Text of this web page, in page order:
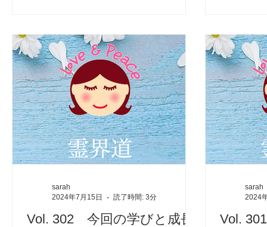
Vol. 302 今回の学びと成長
sarah
2024年7月15日
読了時間: 3分
Vol.
sarah
2024